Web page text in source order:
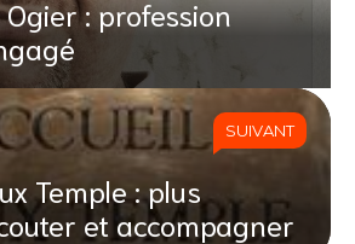
: profession
SUIVANT
Temple : plus
et accompagner